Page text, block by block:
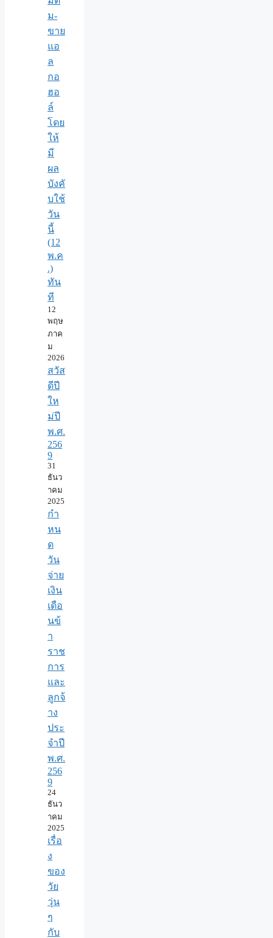
ม-
ขาย
แอ
ล
กอ
ฮอ
ล์
โดย
ให้
มี
ผล
บังคั
บใช้
วัน
นี้
(12
พ.ค
.)
ทัน
ที
12
พฤษ
ภาค
ม
2026
สวัส
ดีปี
ให
ม่ปี
พ.ศ.
256
9
31
ธันว
าคม
2025
กำ
หน
ด
วัน
จ่าย
เงิน
เดือ
นข้
า
ราช
การ
และ
ลูกจ้
าง
ประ
จำปี
พ.ศ.​
256
9
24
ธันว
าคม
2025
เรื่อ
ง
ของ
วัย
วุ่น
ๆ
กับ